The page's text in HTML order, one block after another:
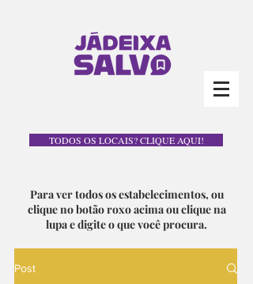
TODOS OS LOCAIS? CLIQUE AQUI!
Para ver todos os estabelecimentos, ou
clique no botão roxo acima ou clique na
lupa e digite o que você procura.
Post